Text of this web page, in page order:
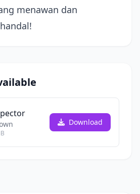
menawan dan
Download